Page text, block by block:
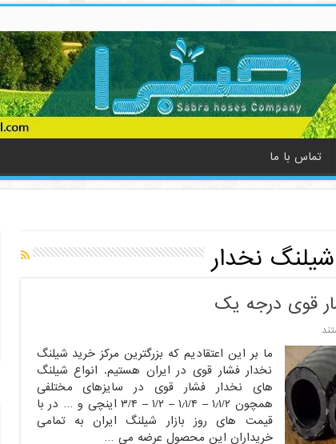
تماس با ما
نخدار
قوی درجه یک
ما بر این اعتقادیم که بزرگترین مرکز خرید شیلنگ
نخدار فشار قوی در ایران هستیم. انواع شیلنگ
های نخدار فشار قوی در سایزهای مختلفی
همچون ۱٫۱/۲ – ۱٫۱/۴ – ۱/۲ – ۳/۴ اینچی و … در با
قیمت های روز بازار شیلنگ ایران به تمامی
خریداران این محصول عرضه می …